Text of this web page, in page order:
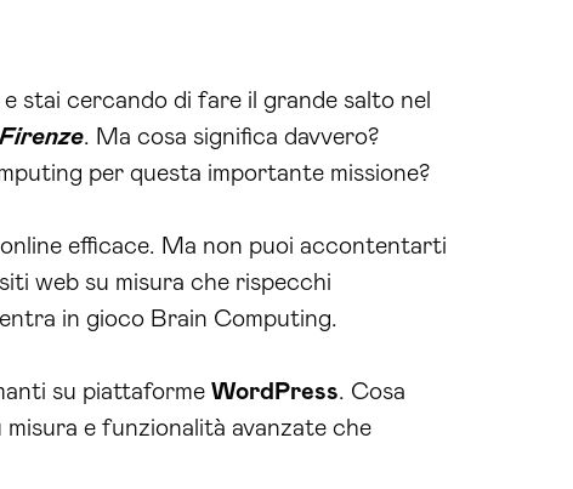
stai cercando di fare il grande salto nel
. Ma cosa significa davvero?
per questa importante missione?
efficace. Ma non puoi accontentarti
web su misura che rispecchi
in gioco Brain Computing.
su piattaforme WordPress. Cosa
e funzionalità avanzate che